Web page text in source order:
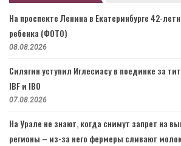
На проспекте Ленина в Екатеринбурге 42-
ребенка (ФОТО)
08.08.2026
Силягин уступил Иглесиасу в поединке за
IBF и IBO
07.08.2026
На Урале не знают, когда снимут запрет на
регионы – из-за него фермеры сливают